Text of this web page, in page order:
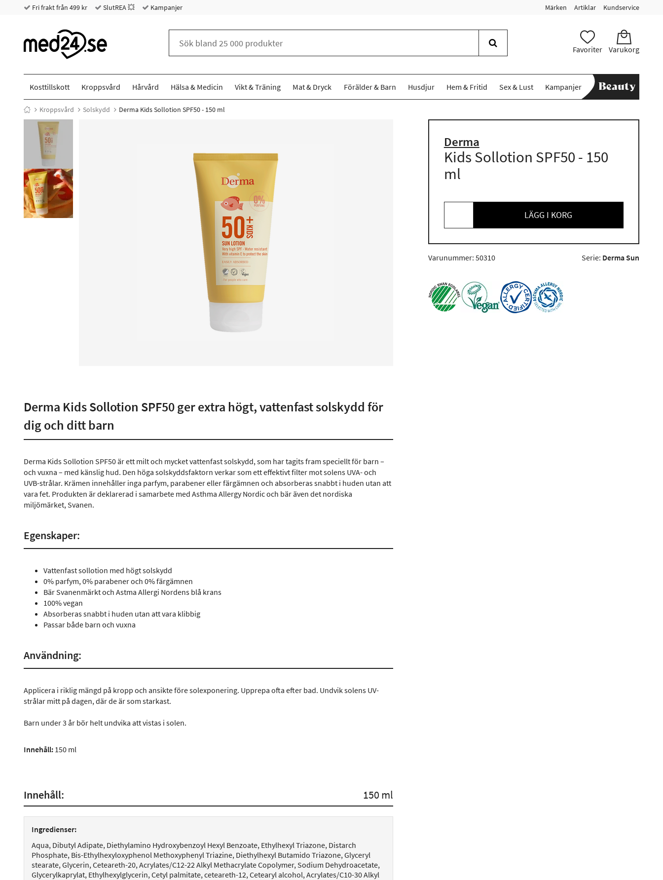
Fri frakt från 499 kr SlutREA 💥 Kampanjer Märken Artiklar Kundservice
Favoriter Varukorg
Kosttillskott Kroppsvård Hårvård Hälsa & Medicin Vikt & Träning Mat & Dryck Förälder & Barn Husdjur Hem & Fritid Sex & Lust Kampanjer
Kroppsvård Solskydd Derma Kids Sollotion SPF50 - 150 ml
Derma
Kids Sollotion SPF50 - 150
ml
LÄGG I KORG
Varunummer: 50310 Serie: Derma Sun
Derma Kids Sollotion SPF50 ger extra högt, vattenfast solskydd för
dig och ditt barn
Derma Kids Sollotion SPF50 är ett milt och mycket vattenfast solskydd, som har tagits fram speciellt för barn –
och vuxna – med känslig hud. Den höga solskyddsfaktorn verkar som ett effektivt filter mot solens UVA- och
UVB-strålar. Krämen innehåller inga parfym, parabener eller färgämnen och absorberas snabbt i huden utan att
vara fet. Produkten är deklarerad i samarbete med Asthma Allergy Nordic och bär även det nordiska
miljömärket, Svanen.
Egenskaper:
Vattenfast sollotion med högt solskydd
0% parfym, 0% parabener och 0% färgämnen
Bär Svanenmärkt och Astma Allergi Nordens blå krans
100% vegan
Absorberas snabbt i huden utan att vara klibbig
Passar både barn och vuxna
Användning:
Applicera i riklig mängd på kropp och ansikte före solexponering. Upprepa ofta efter bad. Undvik solens UV-
strålar mitt på dagen, där de är som starkast.
Barn under 3 år bör helt undvika att vistas i solen.
Innehåll: 150 ml
Innehåll: 150 ml
Ingredienser:
Aqua, Dibutyl Adipate, Diethylamino Hydroxybenzoyl Hexyl Benzoate, Ethylhexyl Triazone, Distarch
Phosphate, Bis-Ethylhexyloxyphenol Methoxyphenyl Triazine, Diethylhexyl Butamido Triazone, Glyceryl
stearate, Glycerin, Ceteareth-20, Acrylates/C12-22 Alkyl Methacrylate Copolymer, Sodium Dehydroacetate,
Glycerylkaprylat, Ethylhexylglycerin, Cetyl palmitate, ceteareth-12, Cetearyl alcohol, Acrylates/C10-30 Alkyl